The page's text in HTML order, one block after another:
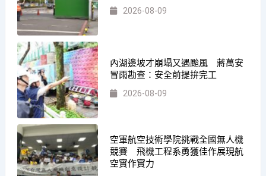
2026-08-09
內湖邊坡才崩塌又遇颱風 蔣萬安
冒雨勘查：安全前提拚完工
2026-08-09
空軍航空技術學院挑戰全國無人機
競賽 飛機工程系勇獲佳作展現航
空實作實力